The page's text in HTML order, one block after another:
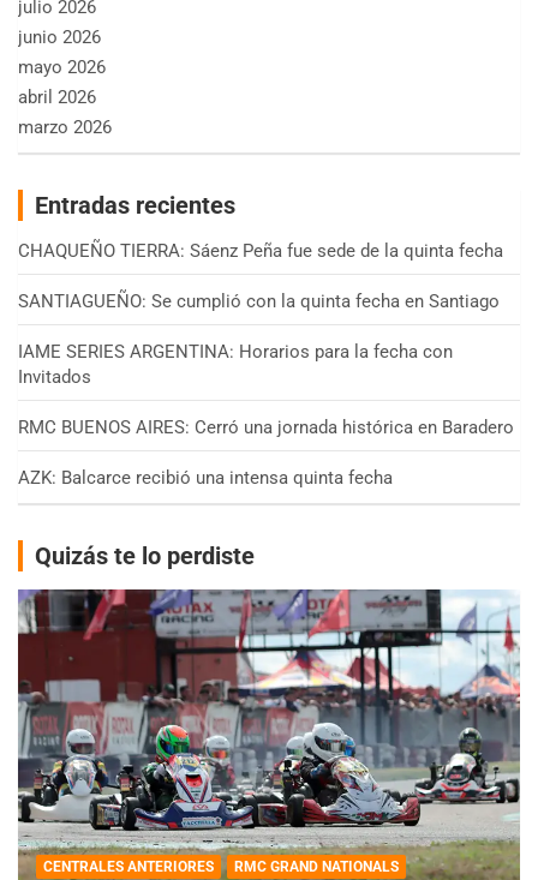
julio 2026
junio 2026
mayo 2026
abril 2026
marzo 2026
Entradas recientes
CHAQUEÑO TIERRA: Sáenz Peña fue sede de la quinta fecha
SANTIAGUEÑO: Se cumplió con la quinta fecha en Santiago
IAME SERIES ARGENTINA: Horarios para la fecha con
Invitados
RMC BUENOS AIRES: Cerró una jornada histórica en Baradero
AZK: Balcarce recibió una intensa quinta fecha
Quizás te lo perdiste
CENTRALES ANTERIORES RMC GRAND NATIONALS